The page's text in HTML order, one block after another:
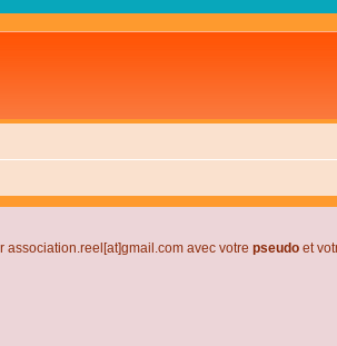
association.reel[at]gmail.com avec votre pseudo et